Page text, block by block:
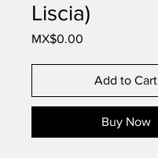
Liscia)
MX$0.00
Add to Cart
Buy Now